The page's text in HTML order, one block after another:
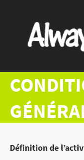
Définition de